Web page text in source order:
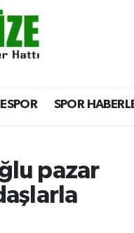
SPOR
pazar
Fikstür